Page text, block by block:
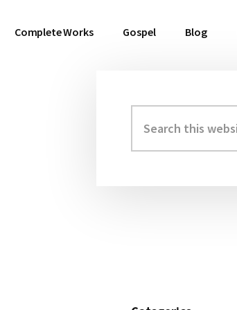
Complete Works Gospel Blog
Primary
Sidebar
this
website